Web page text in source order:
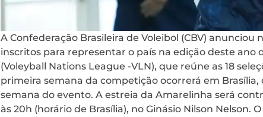
A Confederação Brasileira de Voleibol (CBV) anunciou
inscritos para representar o país na edição deste ano
(Voleyball Nations League -VLN), que reúne as 18
primeira semana da competição ocorrerá em
semana do evento. A estreia da Amarelinha será
às 20h (horário de Brasília), no Ginásio Nilson Nelson.